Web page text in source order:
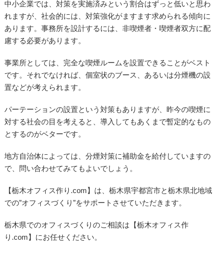
中小企業では、対策を実施済みという割合はずっと低いと思わ
れますが、社会的には、対策強化がますます求められる傾向に
あります。事務所を設計するには、非喫煙者・喫煙者双方に配
慮する必要があります。
事業所としては、完全な喫煙ルームを設置できることがベスト
です。それでなければ、個室状のブース、あるいは分煙機の設
置などが考えられます。
パーテーションの設置という対策もありますが、昨今の喫煙に
対する社会の目を考えると、導入してもあくまで暫定的なもの
とするのがベターです。
地方自治体によっては、分煙対策に補助金を給付していますの
で、問い合わせてみてもよいでしょう。
【栃木オフィス作り.com】は、栃木県宇都宮市と栃木県北地域
での”オフィスづくり”をサポートさせていただきます。
栃木県でのオフィスづくりのご相談は【栃木オフィス作
り.com】にお任せください。